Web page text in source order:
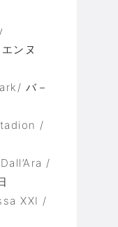
ンヌ
バ－
/
/
XXI /